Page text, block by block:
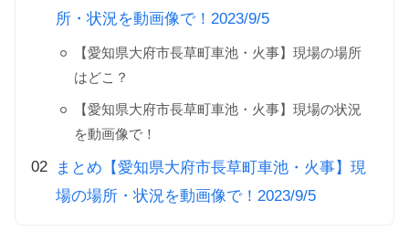
所・状況を動画像で！2023/9/5
【愛知県大府市長草町車池・火事】現場の場所
はどこ？
【愛知県大府市長草町車池・火事】現場の状況
を動画像で！
まとめ【愛知県大府市長草町車池・火事】現
場の場所・状況を動画像で！2023/9/5